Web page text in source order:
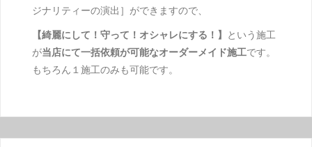
ジナリティーの演出］ができますので、
【綺麗にして！守って！オシャレにする！】 という施工
が当店にて一括依頼が可能なオーダーメイド施工です。
もちろん１施工のみも可能です。